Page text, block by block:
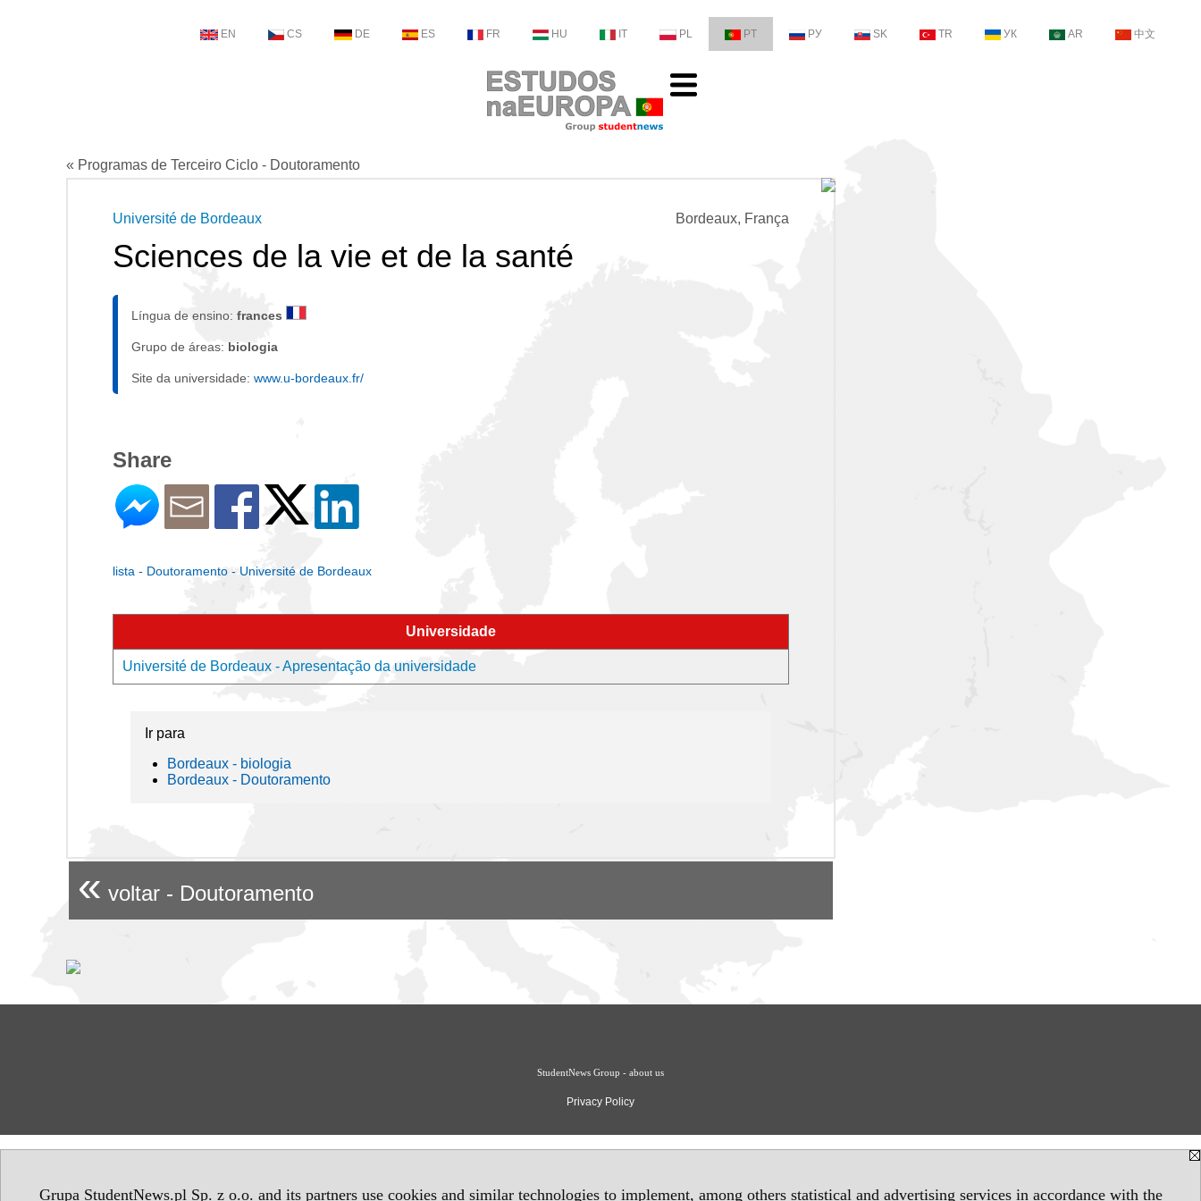
Grupa StudentNews.pl Sp. z o.o. and its partners use cookies and similar technologies to implement, among others statistical and advertising services in accordance with the
EN CS DE ES FR HU IT PL PT РУ SK TR УК AR 中文
« Programas de Terceiro Ciclo - Doutoramento
Bordeaux, França
Université de Bordeaux
Sciences de la vie et de la santé
Língua de ensino: frances
Grupo de áreas: biologia
Site da universidade: www.u-bordeaux.fr/
Share
lista - Doutoramento - Université de Bordeaux
Universidade
Université de Bordeaux - Apresentação da universidade
Ir para
Bordeaux - biologia
Bordeaux - Doutoramento
« voltar - Doutoramento
StudentNews Group - about us
Privacy Policy